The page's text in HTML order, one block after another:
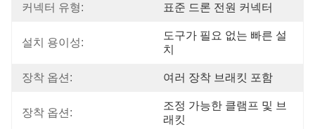
커넥터 유형: 표준 드론 전원 커넥터
설치 용이성:
도구가 필요 없는 빠른 설
치
장착 옵션: 여러 장착 브래킷 포함
장착 옵션:
조정 가능한 클램프 및 브
래킷